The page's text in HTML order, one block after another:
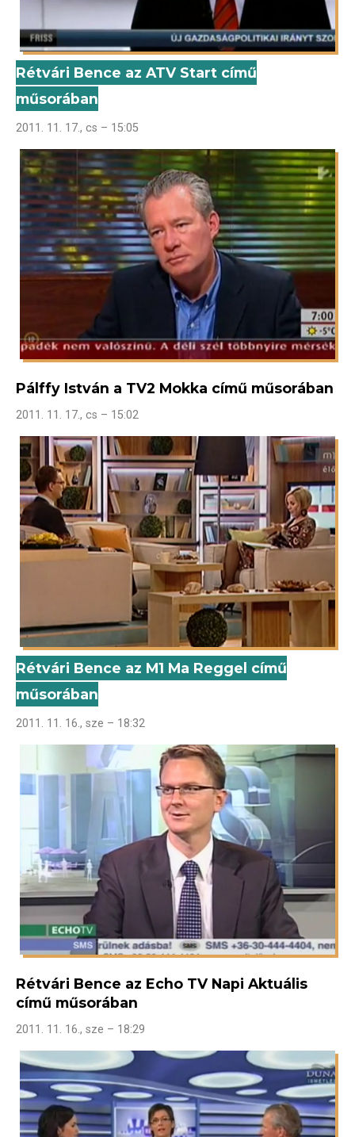
Rétvári Bence az ATV Start című
műsorában
2011. 11. 17., cs – 15:05
Pálffy István a TV2 Mokka című műsorában
2011. 11. 17., cs – 15:02
Rétvári Bence az M1 Ma Reggel című
műsorában
2011. 11. 16., sze – 18:32
Rétvári Bence az Echo TV Napi Aktuális
című műsorában
2011. 11. 16., sze – 18:29